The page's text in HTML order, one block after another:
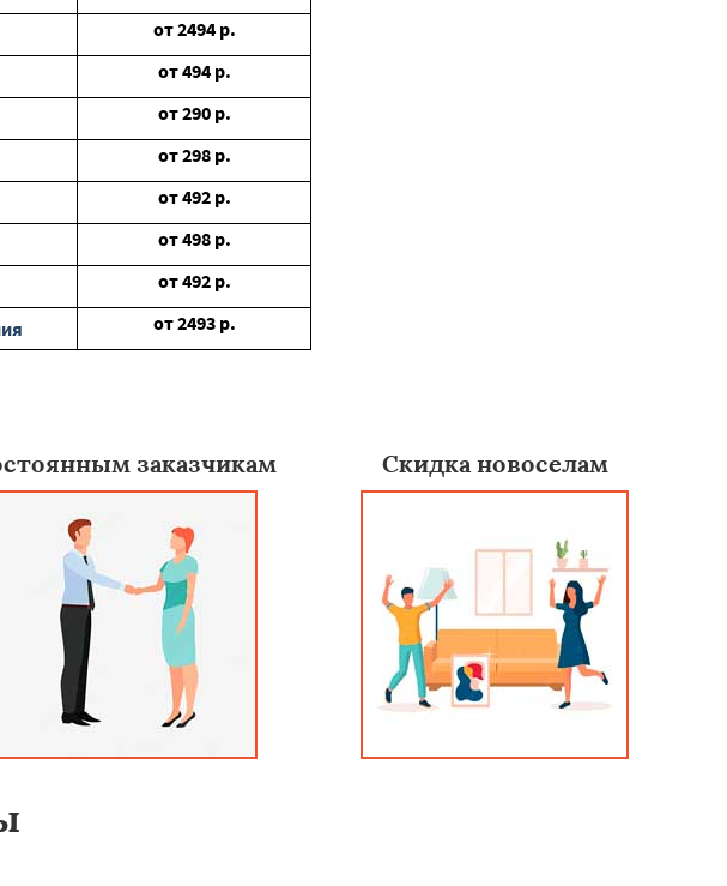
от2494 р.
от494 р.
от290 р.
от298 р.
от492 р.
от498 р.
от492 р.
от2493 р.
заказчикам Скидка новоселам